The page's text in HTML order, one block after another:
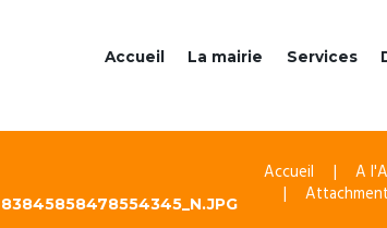
Accueil La mairie Services
Accueil A